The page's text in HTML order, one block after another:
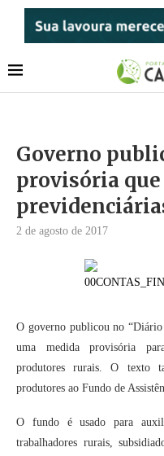
Governo
provisória
2 de agosto de 2017
O governo publicou no
uma medida provisória
produtores rurais. O texto
produtores ao Fundo de
O fundo é usado para
trabalhadores rurais,